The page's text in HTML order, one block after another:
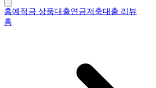
홈예적금 상품대출연금저축대출 리뷰
홈